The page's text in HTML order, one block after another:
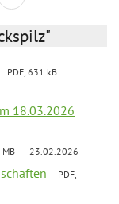
PDF, 631 kB
18.03.2026
MB 23.02.2026
PDF,